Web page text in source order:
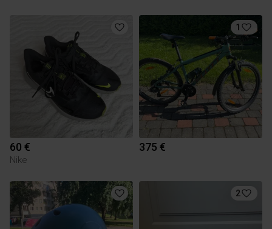
60 €
Nike
1
375 €
2